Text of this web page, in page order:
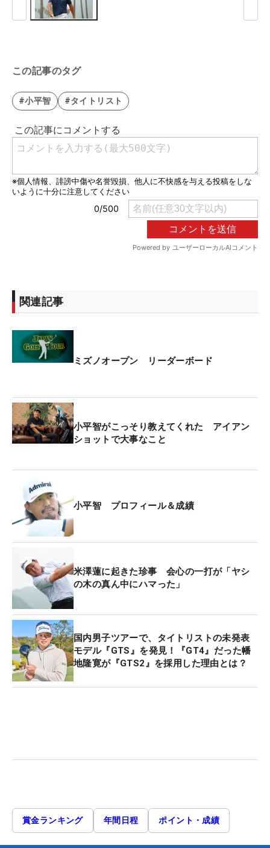
この記事のタグ
#小平智 #タイトリスト
関連記事
ミズノオープン リーダーボード
小平智がこっそり教えてくれた アイアン
ショットで大事なこと
小平智 プロフィール＆成績
米澤蓮に起きた珍事 会心の一打が「ヤシ
の木の真ん中にハマった」
国内男子ツアーで、タイトリストの未発表
モデル『GTS』を発見！『GT4』だった幡
地隆寛が『GTS2』を採用した理由とは？
賞金ランキング 年間日程 ポイント・成績